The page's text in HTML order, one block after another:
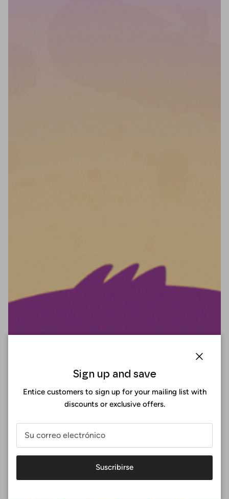
Sign up and save
Entice customers to sign up for your mailing list with
discounts or exclusive offers.
Suscribirse